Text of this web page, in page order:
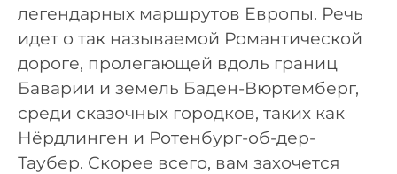
легендарных маршрутов Европы. Речь
идет о так называемой Романтической
дороге, пролегающей вдоль границ
Баварии и земель Баден-Вюртемберг,
среди сказочных городков, таких как
Нёрдлинген и Ротенбург-об-дер-
Таубер. Скорее всего, вам захочется